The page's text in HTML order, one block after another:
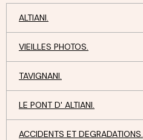
ALTIANI.
VIEILLES PHOTOS.
TAVIGNANI.
LE PONT D' ALTIANI.
ACCIDENTS ET DEGRADATIONS.